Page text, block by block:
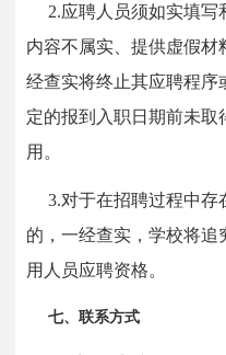
2.应聘人员须如实填
内容不属实、提供虚假材
经查实将终止其应聘程序
定的报到入职日期前未
用。
3.对于在招聘过程中存
的，一经查实，学校将
用人员应聘资格。
七、联系方式